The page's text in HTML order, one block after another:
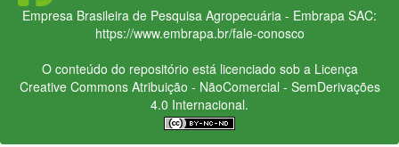
Empresa Brasileira de Pesquisa Agropecuária - Embrapa SAC:
https://www.embrapa.br/fale-conosco
O conteúdo do repositório está licenciado sob a Licença
Creative CommonsAtribuição - NãoComercial - SemDerivações
4.0 Internacional.